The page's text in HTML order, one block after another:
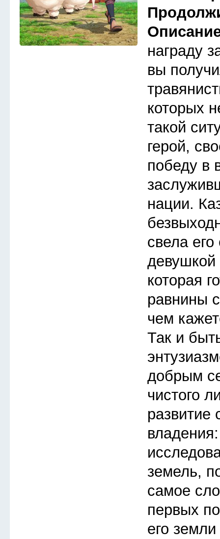
награду
вы
которых
такой
герой,
победу в
нации.
свела его
которая
равнины
чем
Так и
добрым
чистого
развитие
земель,
самое
первых
его